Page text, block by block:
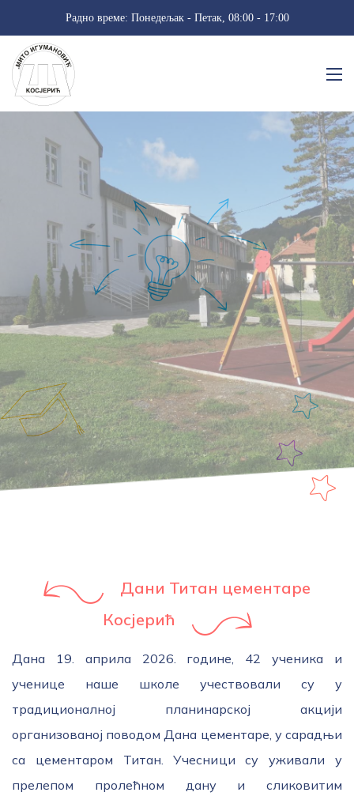
Радно време: Понедељак - Петак, 08:00 - 17:00
Дани Титан цементаре
Косјерић
Дана 19. априла 2026. године, 42 ученика и
ученице наше школе учествовали су у
традиционалној планинарској акцији
организованој поводом Дана цементаре, у сарадњи
са цементаром Титан. Учесници су уживали у
прелепом пролећном дану и сликовитим